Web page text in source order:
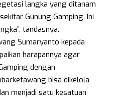
langka yang ditanam
Gunung Gamping. Ini
tandasnya.
Sumaryanto kepada
harapannya agar
dengan
bisa dikelola
menjadi satu kesatuan